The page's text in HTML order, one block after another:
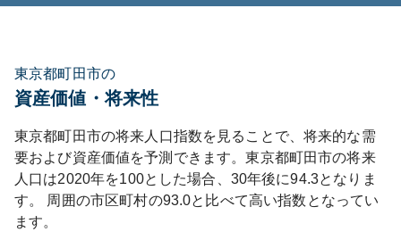
東京都町田市の
資産価値・将来性
東京都町田市の将来人口指数を見ることで、将来的な需
要および資産価値を予測できます。東京都町田市の将来
人口は2020年を100とした場合、30年後に94.3となりま
す。
周囲の市区町村の93.0と比べて高い指数となってい
ます。